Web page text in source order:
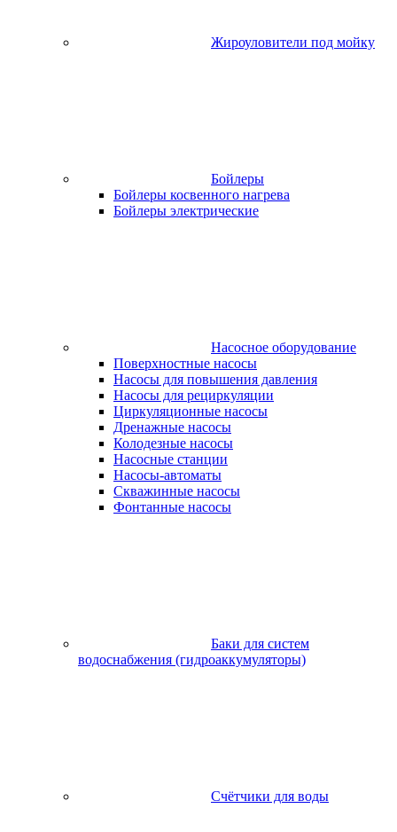
Жироуловители под мойку
Бойлеры
Бойлеры косвенного нагрева
Бойлеры электрические
Насосное оборудование
Поверхностные насосы
Насосы для повышения давления
Насосы для рециркуляции
Циркуляционные насосы
Дренажные насосы
Колодезные насосы
Насосные станции
Насосы-автоматы
Скважинные насосы
Фонтанные насосы
Баки для систем
водоснабжения (гидроаккумуляторы)
Счётчики для воды